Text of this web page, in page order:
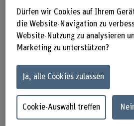
Katrin Tschupp bringt
aus Studium und
und setzt sich seit Jahren für
Weiterentwicklung der
Dürfen wir Cookies auf Ihrem
die Website-Navigation zu
Website-Nutzung zu analysieren
Marketing zu unterstützen?
Ja, alle Cookies zulassen
Cookie-Auswahl treffen